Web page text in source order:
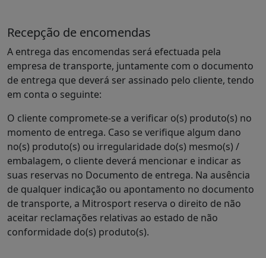
Recepção de encomendas
A entrega das encomendas será efectuada pela
empresa de transporte, juntamente com o documento
de entrega que deverá ser assinado pelo cliente, tendo
em conta o seguinte:
O cliente compromete-se a verificar o(s) produto(s) no
momento de entrega. Caso se verifique algum dano
no(s) produto(s) ou irregularidade do(s) mesmo(s) /
embalagem, o cliente deverá mencionar e indicar as
suas reservas no Documento de entrega. Na ausência
de qualquer indicação ou apontamento no documento
de transporte, a Mitrosport reserva o direito de não
aceitar reclamações relativas ao estado de não
conformidade do(s) produto(s).